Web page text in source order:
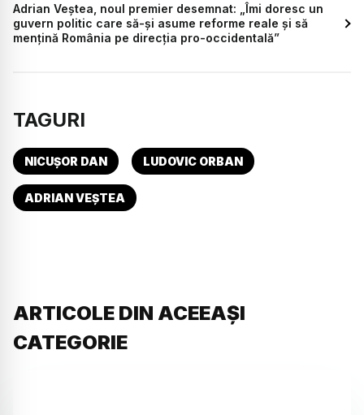
Adrian Veștea, noul premier desemnat: „Îmi doresc un
guvern politic care să-și asume reforme reale și să
mențină România pe direcția pro-occidentală”
TAGURI
NICUȘOR DAN LUDOVIC ORBAN
ADRIAN VEȘTEA
ARTICOLE DIN ACEEAȘI
CATEGORIE